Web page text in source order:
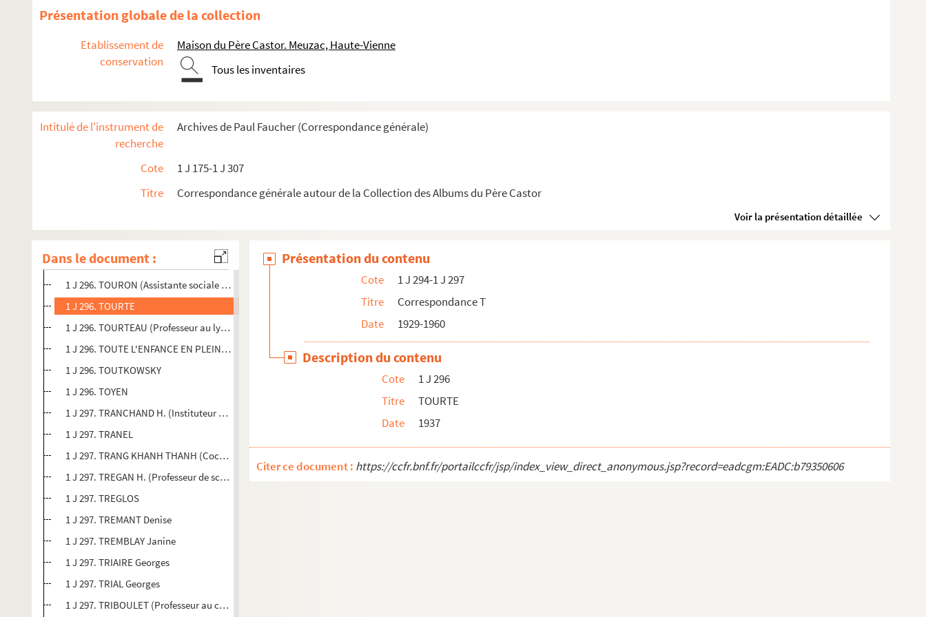
Présentation globale de la collection
Etablissement de
conservation
Maison du Père Castor. Meuzac, Haute-Vienne
Tous les inventaires
Intitulé de l'instrument de
recherche
Archives de Paul Faucher (Correspondance générale)
Cote
1 J 175-1 J 307
Titre
Correspondance générale autour de la Collection des Albums du Père Castor
Voir la présentation détaillée
Dans le document :
1 J 296. TONQUEDEC M. De
1 J 296. TORRESANY André
1 J 296. TORRILHON Jean (Sucrerie de Courrières)
1 J 296. TOSTAIN Jacques (Ingénieur)
1 J 296. TOUCHON Denise
1 J 296. TOULOUSE F. (Union nationale des éducatrices de l’enfance et éducatrices spécialisées)
1 J 296. TOURING CLUB DE FRANCE
1 J 296. TOURNAIRE Hélène
1 J 296. TOURON (Assistante sociale à l’hôpital des enfants malades, Paris)
1 J 296. TOURTE
1 J 296. TOURTEAU (Professeur au lycée à Alençon)
1 J 296. TOUTE L'ENFANCE EN PLEIN-AIR
1 J 296. TOUTKOWSKY
1 J 296. TOYEN
1 J 297. TRANCHAND H. (Instituteur à Thonon-les-Bains)
1 J 297. TRANEL
1 J 297. TRANG KHANH THANH (Cochinchine)
1 J 297. TREGAN H. (Professeur de sciences naturelles à Gaillac)
1 J 297. TREGLOS
1 J 297. TREMANT Denise
1 J 297. TREMBLAY Janine
1 J 297. TRIAIRE Georges
1 J 297. TRIAL Georges
1 J 297. TRIBOULET (Professeur au collège technique de Briançon)
Présentation du contenu
Cote
1 J 294-1 J 297
Titre
Correspondance T
Date
1929-1960
Description du contenu
Cote
1 J 296
Titre
TOURTE
Date
1937
Citer ce document : https://ccfr.bnf.fr/portailccfr/jsp/index_view_direct_anonymous.jsp?record=eadcgm:EADC:b79350606